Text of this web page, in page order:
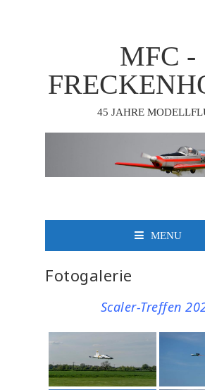
MFC -
45 JAHRE
MENU
Fotogalerie
Scaler-Treffen